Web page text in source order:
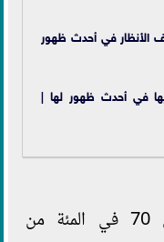
الأنظار في أحدث ظهور
في أحدث ظهور لها |
وعلى موقع "فيسبوك" اشتكى 70 في المئة من